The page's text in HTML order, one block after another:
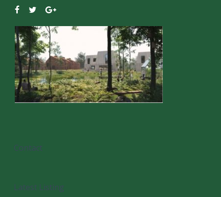
Contact
Latest Listing